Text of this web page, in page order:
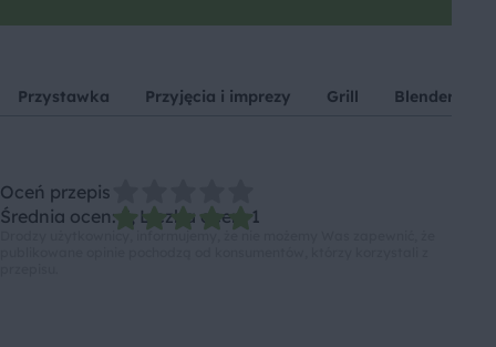
Przystawka Przyjęcia i imprezy Grill Blendery
Oceń przepis
Średnia ocen: 5, Liczba ocen: 1